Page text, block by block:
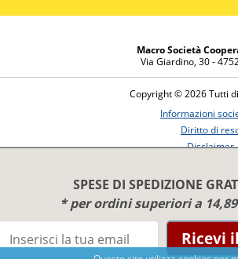
SPESE DI SPEDIZIONE
* per ordini superiori a
Ricevi
Macro Società
Via Giardino, 30 -
Copyright © 2026 Tutti
Informazioni
Diritto di
Disclaimer
Benessere e